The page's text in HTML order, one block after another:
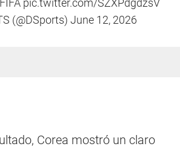
pic.twitter.com/SZXPdgdzsV
(@DSports) June 12, 2026
Corea mostró un claro